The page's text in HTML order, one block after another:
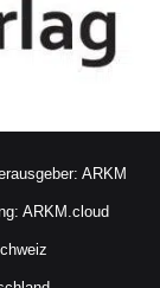
ARKM
ARKM.cloud